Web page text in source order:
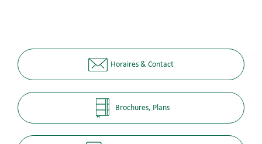
Horaires & Contact
Brochures, Plans